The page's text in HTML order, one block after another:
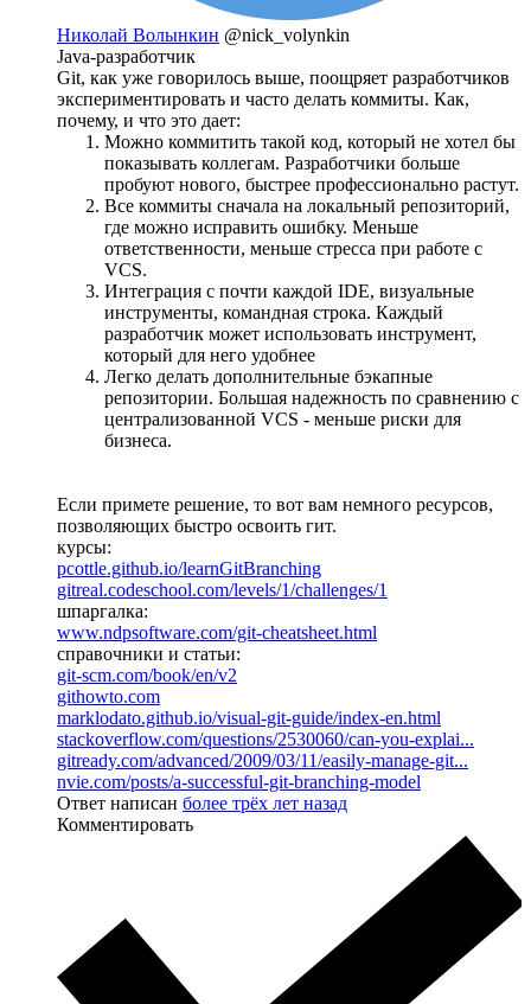
Николай Волынкин @nick_volynkin
Java-разработчик
Git, как уже говорилось выше, поощряет разработчиков
экспериментировать и часто делать коммиты. Как,
почему, и что это дает:
Можно коммитить такой код, который не хотел бы
показывать коллегам. Разработчики больше
пробуют нового, быстрее профессионально растут.
Все коммиты сначала на локальный репозиторий,
где можно исправить ошибку. Меньше
ответственности, меньше стресса при работе с
VCS.
Интеграция с почти каждой IDE, визуальные
инструменты, командная строка. Каждый
разработчик может использовать инструмент,
который для него удобнее
Легко делать дополнительные бэкапные
репозитории. Большая надежность по сравнению с
централизованной VCS - меньше риски для
бизнеса.
Если примете решение, то вот вам немного ресурсов,
позволяющих быстро освоить гит.
курсы:
pcottle.github.io/learnGitBranching
gitreal.codeschool.com/levels/1/challenges/1
шпаргалка:
www.ndpsoftware.com/git-cheatsheet.html
справочники и статьи:
git-scm.com/book/en/v2
githowto.com
marklodato.github.io/visual-git-guide/index-en.html
stackoverflow.com/questions/2530060/can-you-explai...
gitready.com/advanced/2009/03/11/easily-manage-git...
nvie.com/posts/a-successful-git-branching-model
Ответ написан более трёх лет назад
Комментировать